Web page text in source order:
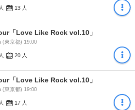
人 13 人
「Love Like Rock vol.10」
(東京都) 19:00
人 20 人
「Love Like Rock vol.10」
(東京都) 19:00
人 17 人